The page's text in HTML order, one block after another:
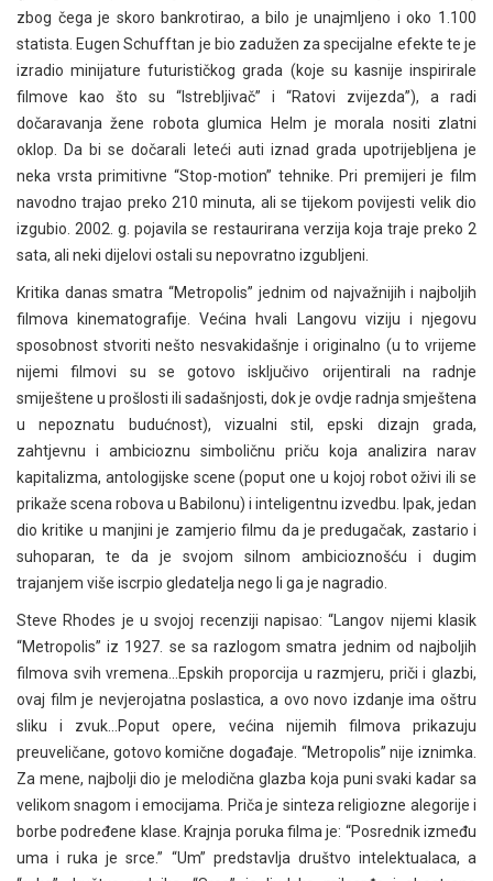
zbog čega je skoro bankrotirao, a bilo je unajmljeno i oko 1.100
statista. Eugen Schufftan je bio zadužen za specijalne efekte te je
izradio minijature futurističkog grada (koje su kasnije inspirirale
filmove kao što su “Istrebljivač” i “Ratovi zvijezda”), a radi
dočaravanja žene robota glumica Helm je morala nositi zlatni
oklop. Da bi se dočarali leteći auti iznad grada upotrijebljena je
neka vrsta primitivne “Stop-motion” tehnike. Pri premijeri je film
navodno trajao preko 210 minuta, ali se tijekom povijesti velik dio
izgubio. 2002. g. pojavila se restaurirana verzija koja traje preko 2
sata, ali neki dijelovi ostali su nepovratno izgubljeni.
Kritika danas smatra “Metropolis” jednim od najvažnijih i najboljih
filmova kinematografije. Većina hvali Langovu viziju i njegovu
sposobnost stvoriti nešto nesvakidašnje i originalno (u to vrijeme
nijemi filmovi su se gotovo isključivo orijentirali na radnje
smiještene u prošlosti ili sadašnjosti, dok je ovdje radnja smještena
u nepoznatu budućnost), vizualni stil, epski dizajn grada,
zahtjevnu i ambicioznu simboličnu priču koja analizira narav
kapitalizma, antologijske scene (poput one u kojoj robot oživi ili se
prikaže scena robova u Babilonu) i inteligentnu izvedbu. Ipak, jedan
dio kritike u manjini je zamjerio filmu da je predugačak, zastario i
suhoparan, te da je svojom silnom ambicioznošću i dugim
trajanjem više iscrpio gledatelja nego li ga je nagradio.
Steve Rhodes je u svojoj recenziji napisao: “Langov nijemi klasik
“Metropolis” iz 1927. se sa razlogom smatra jednim od najboljih
filmova svih vremena…Epskih proporcija u razmjeru, priči i glazbi,
ovaj film je nevjerojatna poslastica, a ovo novo izdanje ima oštru
sliku i zvuk…Poput opere, većina nijemih filmova prikazuju
preuveličane, gotovo komične događaje. “Metropolis” nije iznimka.
Za mene, najbolji dio je melodična glazba koja puni svaki kadar sa
velikom snagom i emocijama. Priča je sinteza religiozne alegorije i
borbe podređene klase. Krajnja poruka filma je: “Posrednik između
uma i ruka je srce.” “Um” predstavlja društvo intelektualaca, a